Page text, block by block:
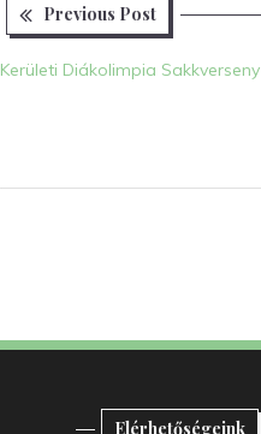
Bejegyzés
navigáció
Previous Post
Previous
Kerületi Diákolimpia Sakkverseny
Elérhetőségeink